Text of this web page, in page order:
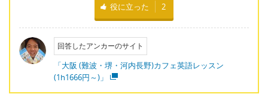
役に立った 2
回答したアンカーのサイト
「大阪 (難波・堺・河内長野)カフェ英語レッスン
(1h1666円～)」